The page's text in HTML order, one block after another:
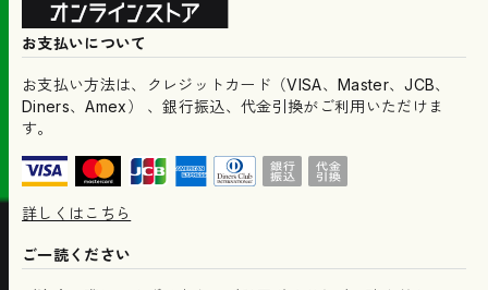
お支払いについて
お支払い方法は、クレジットカード（VISA、Master、JCB、
Diners、Amex） 、銀行振込、代金引換がご利用いただけま
す。
詳しくはこちら
ご一読ください